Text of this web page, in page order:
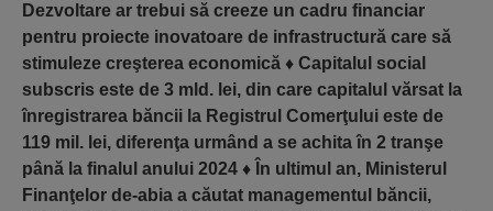
Dezvoltare ar trebui să creeze un cadru financiar
pentru proiecte inovatoare de infrastructură care să
stimuleze creşterea economică ♦ Capitalul social
subscris este de 3 mld. lei, din care capitalul vărsat la
înregistrarea băncii la Registrul Comerţului este de
119 mil. lei, diferenţa urmând a se achita în 2 tranşe
până la finalul anului 2024 ♦ În ultimul an, Ministerul
Finanţelor de-abia a căutat managementul băncii,